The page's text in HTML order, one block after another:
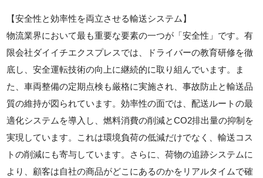
【安全性と効率性を両立させる輸送システム】
物流業界において最も重要な要素の一つが「安全性」です。有
限会社ダイイチエクスプレスでは、ドライバーの教育研修を徹
底し、安全運転技術の向上に継続的に取り組んでいます。ま
た、車両整備の定期点検も厳格に実施され、事故防止と輸送品
質の維持が図られています。効率性の面では、配送ルートの最
適化システムを導入し、燃料消費の削減とCO2排出量の抑制を
実現しています。これは環境負荷の低減だけでなく、輸送コス
トの削減にも寄与しています。さらに、荷物の追跡システムに
より、顧客は自社の商品がどこにあるのかをリアルタイムで確